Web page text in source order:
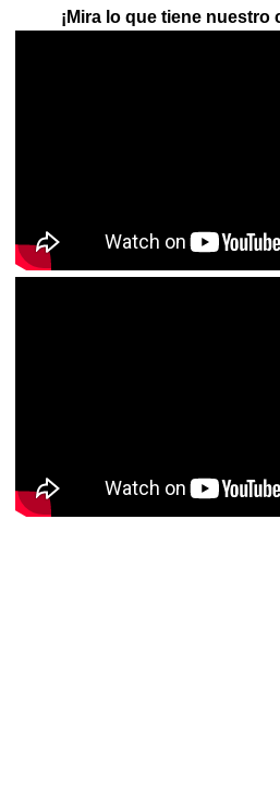
¡Mira lo que tiene nuestro